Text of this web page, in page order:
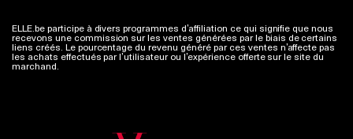
ELLE.be participe à divers programmes d’affiliation ce qui signifie que nous
recevons une commission sur les ventes générées par le biais de certains
liens créés. Le pourcentage du revenu généré par ces ventes n’affecte pas
les achats effectués par l’utilisateur ou l’expérience offerte sur le site du
marchand. Plus d'infos